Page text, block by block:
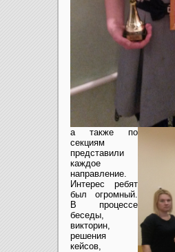
а также по
секциям
представили
каждое
направление.
Интерес ребят
был огромный.
В процессе
беседы,
викторин,
решения
кейсов,